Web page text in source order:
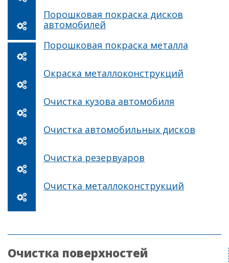
Порошковая покраска дисков
автомобилей
Порошковая покраска металла
Окраска металлоконструкций
Очистка кузова автомобиля
Очистка автомобильных дисков
Очистка резервуаров
Очистка металлоконструкций
Очистка поверхностей